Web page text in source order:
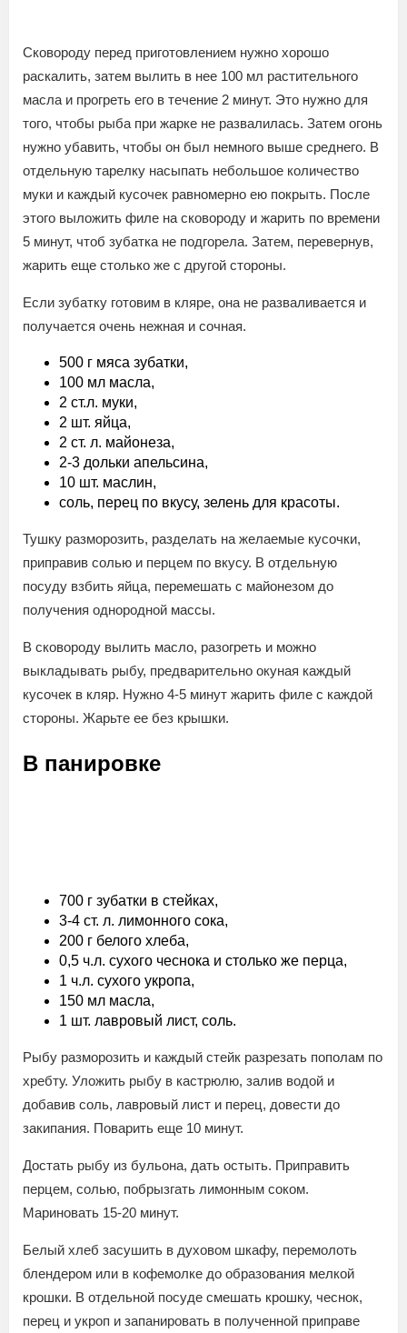
Сковороду перед приготовлением нужно хорошо
раскалить, затем вылить в нее 100 мл растительного
масла и прогреть его в течение 2 минут. Это нужно для
того, чтобы рыба при жарке не развалилась. Затем огонь
нужно убавить, чтобы он был немного выше среднего. В
отдельную тарелку насыпать небольшое количество
муки и каждый кусочек равномерно ею покрыть. После
этого выложить филе на сковороду и жарить по времени
5 минут, чтоб зубатка не подгорела. Затем, перевернув,
жарить еще столько же с другой стороны.
Если зубатку готовим в кляре, она не разваливается и
получается очень нежная и сочная.
500 г мяса зубатки,
100 мл масла,
2 ст.л. муки,
2 шт. яйца,
2 ст. л. майонеза,
2-3 дольки апельсина,
10 шт. маслин,
соль, перец по вкусу, зелень для красоты.
Тушку разморозить, разделать на желаемые кусочки,
приправив солью и перцем по вкусу. В отдельную
посуду взбить яйца, перемешать с майонезом до
получения однородной массы.
В сковороду вылить масло, разогреть и можно
выкладывать рыбу, предварительно окуная каждый
кусочек в кляр. Нужно 4-5 минут жарить филе с каждой
стороны. Жарьте ее без крышки.
В панировке
700 г зубатки в стейках,
3-4 ст. л. лимонного сока,
200 г белого хлеба,
0,5 ч.л. сухого чеснока и столько же перца,
1 ч.л. сухого укропа,
150 мл масла,
1 шт. лавровый лист, соль.
Рыбу разморозить и каждый стейк разрезать пополам по
хребту. Уложить рыбу в кастрюлю, залив водой и
добавив соль, лавровый лист и перец, довести до
закипания. Поварить еще 10 минут.
Достать рыбу из бульона, дать остыть. Приправить
перцем, солью, побрызгать лимонным соком.
Мариновать 15-20 минут.
Белый хлеб засушить в духовом шкафу, перемолоть
блендером или в кофемолке до образования мелкой
крошки. В отдельной посуде смешать крошку, чеснок,
перец и укроп и запанировать в полученной приправе